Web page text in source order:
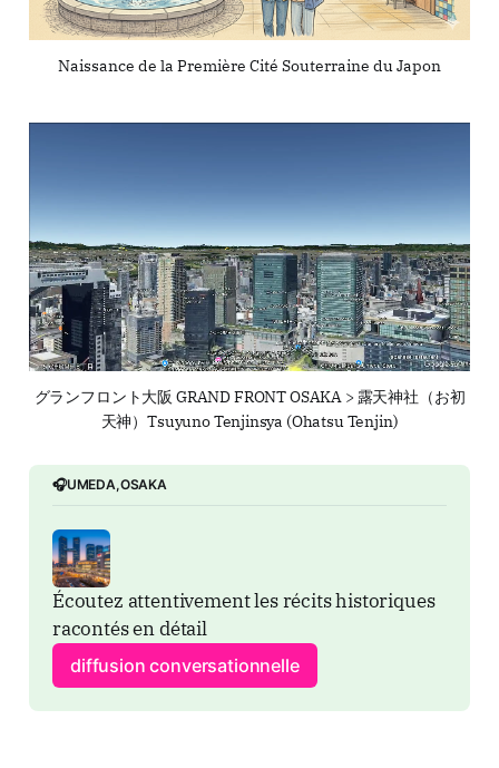
Naissance de la Première Cité Souterraine du Japon
グランフロント大阪 GRAND FRONT OSAKA > 露天神社（お初
天神）Tsuyuno Tenjinsya (Ohatsu Tenjin)
🎧UMEDA,OSAKA
Écoutez attentivement les récits historiques
racontés en détail
diffusion conversationnelle